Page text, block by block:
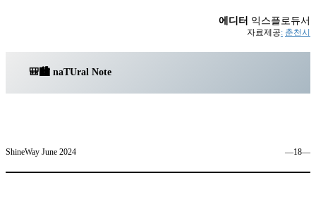
에디터 익스플로듀서
자료제공: 춘천시
🎒🏙️ naTUral Note
ShineWay June 2024 ―18―